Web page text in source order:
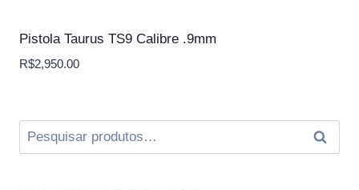
Pistola Taurus TS9 Calibre .9mm
R$2,950.00
Pesquisar
por: